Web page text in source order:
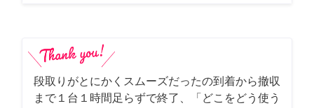
段取りがとにかくスムーズだったの到着から撤収
まで１台１時間足らずで終了、「どこをどう使う